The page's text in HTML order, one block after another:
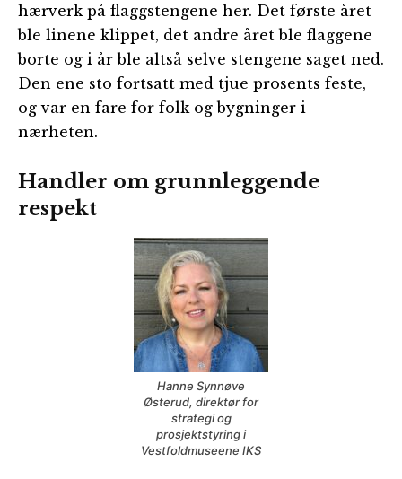
hærverk på flaggstengene her. Det første året
ble linene klippet, det andre året ble flaggene
borte og i år ble altså selve stengene saget ned.
Den ene sto fortsatt med tjue prosents feste,
og var en fare for folk og bygninger i
nærheten.
Handler om grunnleggende
respekt
Hanne Synnøve
Østerud, direktør for
strategi og
prosjektstyring i
Vestfoldmuseene IKS